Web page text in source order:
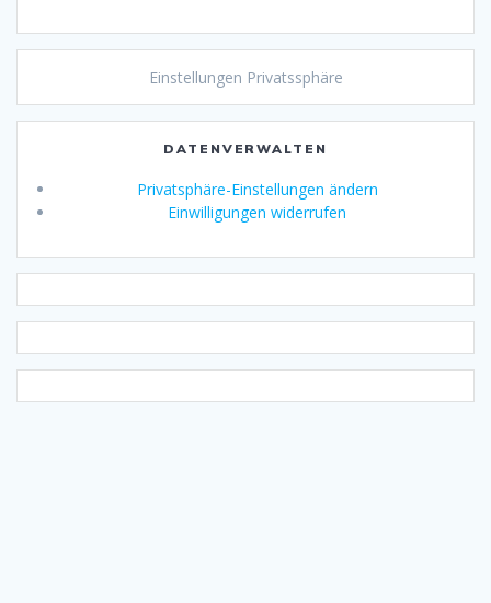
Einstellungen Privatssphäre
DATENVERWALTEN
Privatsphäre-Einstellungen ändern
Einwilligungen widerrufen